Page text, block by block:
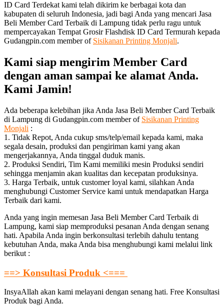
ID Card Terdekat kami telah dikirim ke berbagai kota dan
kabupaten di seluruh Indonesia, jadi bagi Anda yang mencari Jasa
Beli Member Card Terbaik di Lampung tidak perlu ragu untuk
mempercayakan Tempat Grosir Flashdisk ID Card Termurah kepada
Gudangpin.com member of Sisikanan Printing Monjali.
Kami siap mengirim Member Card
dengan aman sampai ke alamat Anda.
Kami Jamin!
Ada beberapa kelebihan jika Anda Jasa Beli Member Card Terbaik
di Lampung di Gudangpin.com member of Sisikanan Printing
Monjali :
1. Tidak Repot, Anda cukup sms/telp/email kepada kami, maka
segala desain, produksi dan pengiriman kami yang akan
mengerjakannya, Anda tinggal duduk manis.
2. Produksi Sendiri, Tim Kami memiliki mesin Produksi sendiri
sehingga menjamin akan kualitas dan kecepatan produksinya.
3. Harga Terbaik, untuk customer loyal kami, silahkan Anda
menghubungi Customer Service kami untuk mendapatkan Harga
Terbaik dari kami.
Anda yang ingin memesan Jasa Beli Member Card Terbaik di
Lampung, kami siap memproduksi pesanan Anda dengan senang
hati. Apabila Anda ingin berkonsultasi terlebih dahulu tentang
kebutuhan Anda, maka Anda bisa menghubungi kami melalui link
berikut :
==> Konsultasi Produk <===
InsyaAllah akan kami melayani dengan senang hati. Free Konsultasi
Produk bagi Anda.